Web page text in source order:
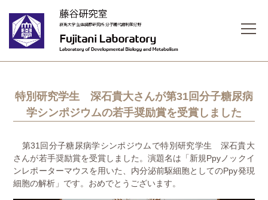
特別研究学生 深石貴大さんが第31回分子糖尿病
学シンポジウムの若手奨励賞を受賞しました
第31回分子糖尿病学シンポジウムで特別研究学生 深石貴大
さんが若手奨励賞を受賞しました。演題名は「新規Ppyノックイ
ンレポーターマウスを用いた、内分泌前駆細胞としてのPpy発現
細胞の解析」です。おめでとうございます。